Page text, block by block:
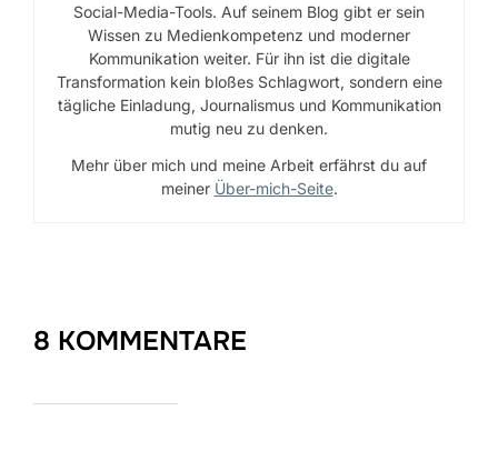
Social-Media-Tools. Auf seinem Blog gibt er sein
Wissen zu Medienkompetenz und moderner
Kommunikation weiter. Für ihn ist die digitale
Transformation kein bloßes Schlagwort, sondern eine
tägliche Einladung, Journalismus und Kommunikation
mutig neu zu denken.
Mehr über mich und meine Arbeit erfährst du auf
meiner Über-mich-Seite.
8 KOMMENTARE